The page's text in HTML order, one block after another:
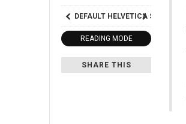
DEFAULT HELVETICA SEGOE
READING MODE
SHARE THIS